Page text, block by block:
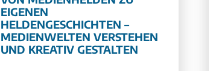
EIGENEN
HELDENGESCHICHTEN –
MEDIENWELTEN VERSTEHEN
UND KREATIV GESTALTEN